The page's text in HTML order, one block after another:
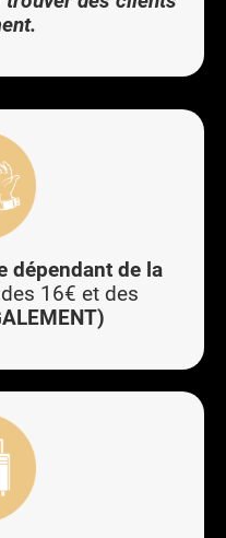
dépendant de la
16€ et des